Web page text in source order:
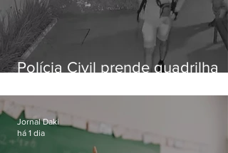
Polícia Civil prende quadrilha
residências de luxo no Rio
Jornal Daki
há 1 dia